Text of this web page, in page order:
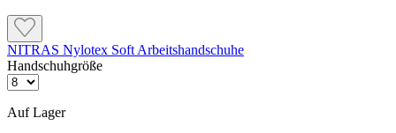
Verarbeitung
NITRAS Nylotex Soft Arbeitshandschuhe
Handschuhgröße
Auf Lager